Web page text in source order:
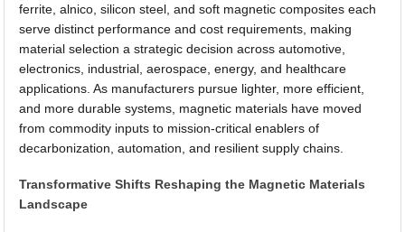
ferrite, alnico, silicon steel, and soft magnetic composites each
serve distinct performance and cost requirements, making
material selection a strategic decision across automotive,
electronics, industrial, aerospace, energy, and healthcare
applications. As manufacturers pursue lighter, more efficient,
and more durable systems, magnetic materials have moved
from commodity inputs to mission-critical enablers of
decarbonization, automation, and resilient supply chains.
Transformative Shifts Reshaping the Magnetic Materials
Landscape